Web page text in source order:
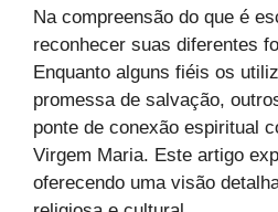
Na compreensão do que é
reconhecer suas diferentes
Enquanto alguns fiéis os
promessa de salvação,
ponte de conexão espiritual
Virgem Maria. Este artigo
oferecendo uma visão